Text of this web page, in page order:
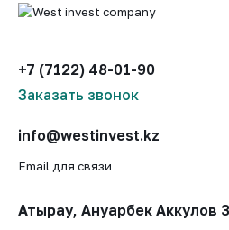
+7 (7122) 48-01-90
Заказать звонок
info@westinvest.kz
Email для связи
Атырау, Ануарбек Аккулов